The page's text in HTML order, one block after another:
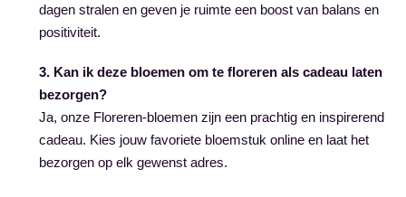
dagen stralen en geven je ruimte een boost van balans en
positiviteit.
3. Kan ik deze bloemen om te floreren als cadeau laten
bezorgen?
Ja, onze Floreren-bloemen zijn een prachtig en inspirerend
cadeau. Kies jouw favoriete bloemstuk online en laat het
bezorgen op elk gewenst adres.